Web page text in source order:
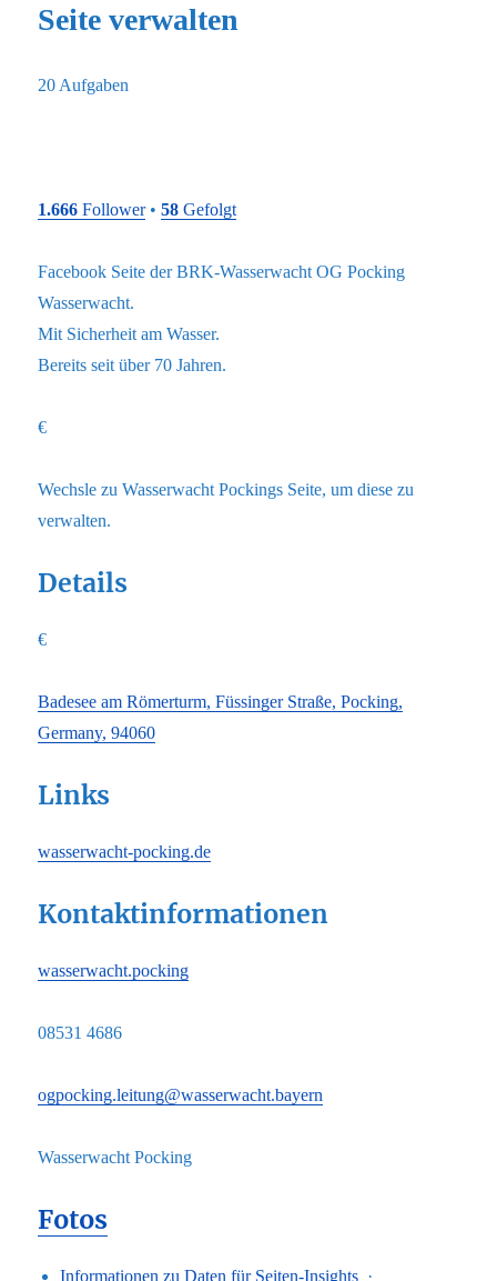
Seite verwalten
20 Aufgaben
1.666 Follower•58 Gefolgt
Facebook Seite der BRK-Wasserwacht OG Pocking
Wasserwacht.
Mit Sicherheit am Wasser.
Bereits seit über 70 Jahren.
€
Wechsle zu Wasserwacht Pockings Seite, um diese zu
verwalten.
Details
€
Badesee am Römerturm, Füssinger Straße, Pocking,
Germany, 94060
Links
wasserwacht-pocking.de
Kontaktinformationen
wasserwacht.pocking
08531 4686
ogpocking.leitung@wasserwacht.bayern
Wasserwacht Pocking
Fotos
Informationen zu Daten für Seiten-Insights ·